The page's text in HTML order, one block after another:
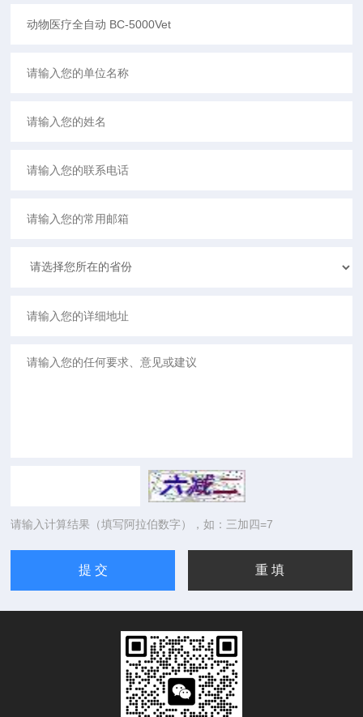
请输入计算结果（填写阿拉伯数字），如：三加四=7